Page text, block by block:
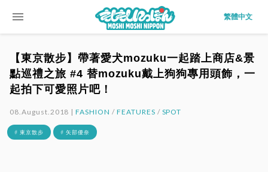
menu 繁體中文
【東京散步】帶著愛犬mozuku一起踏上商店&景
點巡禮之旅 #4 替mozuku戴上狗狗專用頭飾，一
起拍下可愛照片吧！
08.August.2018 |FASHION / FEATURES / SPOT
# 東京散步 # 矢部優奈